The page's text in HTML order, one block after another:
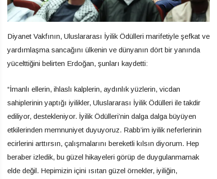
Diyanet Vakfının, Uluslararası İyilik Ödülleri marifetiyle şefkat ve
yardımlaşma sancağını ülkenin ve dünyanın dört bir yanında
yücelttiğini belirten Erdoğan, şunları kaydetti:
“İmanlı ellerin, ihlaslı kalplerin, aydınlık yüzlerin, vicdan
sahiplerinin yaptığı iyilikler, Uluslararası İyilik Ödülleri ile takdir
ediliyor, destekleniyor. İyilik Ödülleri’nin dalga dalga büyüyen
etkilerinden memnuniyet duyuyoruz. Rabb’im iyilik neferlerinin
ecirlerini arttırsın, çalışmalarını bereketli kılsın diyorum. Hep
beraber izledik, bu güzel hikayeleri görüp de duygulanmamak
elde değil. Hepimizin içini ısıtan güzel örnekler, iyiliğin,